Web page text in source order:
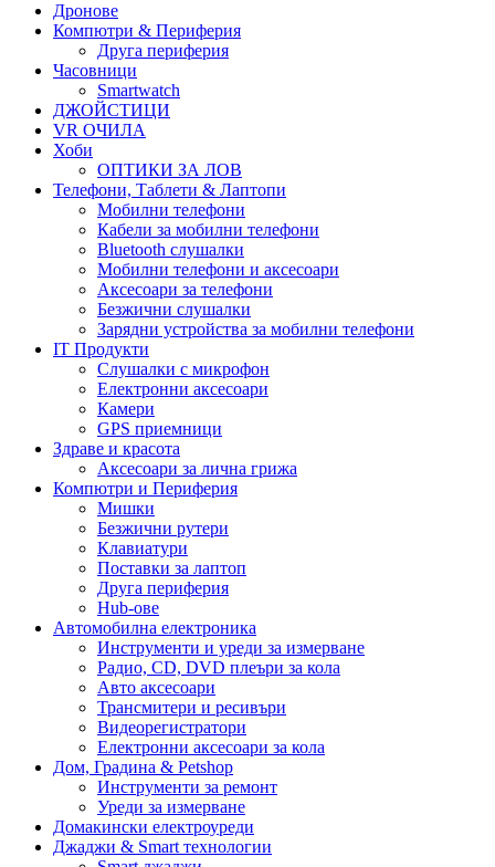
Дронове
Компютри & Периферия
Друга периферия
Часовници
Smartwatch
ДЖОЙСТИЦИ
VR ОЧИЛА
Хоби
ОПТИКИ ЗА ЛОВ
Телефони, Таблети & Лаптопи
Мобилни телефони
Кабели за мобилни телефони
Bluetooth слушалки
Мобилни телефони и аксесоари
Аксесоари за телефони
Безжични слушалки
Зарядни устройства за мобилни телефони
IT Продукти
Слушалки с микрофон
Електронни аксесоари
Камери
GPS приемници
Здраве и красота
Аксесоари за лична грижа
Компютри и Периферия
Мишки
Безжични рутери
Клавиатури
Поставки за лаптоп
Друга периферия
Hub-ове
Автомобилна електроника
Инструменти и уреди за измерване
Радио, CD, DVD плеъри за кола
Авто аксесоари
Трансмитери и ресивъри
Видеорегистратори
Електронни аксесоари за кола
Дом, Градина & Petshop
Инструменти за ремонт
Уреди за измерване
Домакински електроуреди
Джаджи & Smart технологии